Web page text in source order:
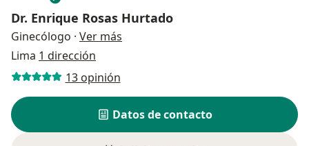
Dr. Enrique Rosas Hurtado
Ginecólogo · Ver más
Lima 1 dirección
13 opinión
Datos de contacto